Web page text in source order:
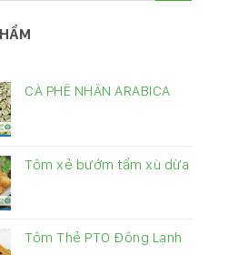
CÀ PHÊ NHÂN ARABICA
Tôm xẻ bướm tẩm xù dừa
Tôm Thẻ PTO Đông Lạnh